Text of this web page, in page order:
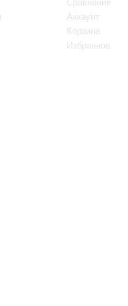
Сравнение
Аккаунт
Корзина
Избранное